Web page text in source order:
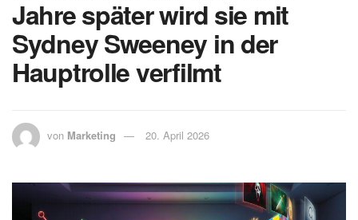
Jahre später wird sie mit
Sydney Sweeney in der
Hauptrolle verfilmt
von Marketing 20. April 2026